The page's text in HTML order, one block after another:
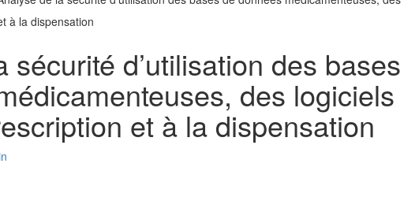
à la dispensation
sécurité d’utilisation des bases
des logiciels
et à la dispensation